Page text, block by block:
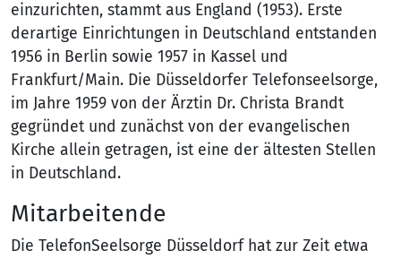
einzurichten, stammt aus England (1953). Erste
derartige Einrichtungen in Deutschland entstanden
1956 in Berlin sowie 1957 in Kassel und
Frankfurt/Main. Die Düsseldorfer Telefonseelsorge,
im Jahre 1959 von der Ärztin Dr. Christa Brandt
gegründet und zunächst von der evangelischen
Kirche allein getragen, ist eine der ältesten Stellen
in Deutschland.
Mitarbeitende
Die TelefonSeelsorge Düsseldorf hat zur Zeit etwa